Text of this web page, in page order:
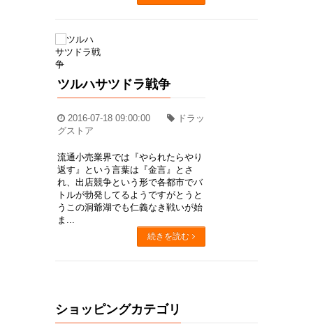
ツルハサツドラ戦争
2016-07-18 09:00:00
ドラッ
グストア
流通小売業界では『やられたらやり
返す』という言葉は『金言』とさ
れ、出店競争という形で各都市でバ
トルが勃発してるようですがとうと
うこの洞爺湖でも仁義なき戦いが始
ま...
続きを読む
ショッピングカテゴリ